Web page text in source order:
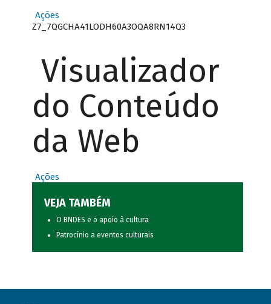
Ações
Z7_7QGCHA41LODH60A3OQA8RN14Q3
Visualizador
do Conteúdo
da Web
Ações
VEJA TAMBÉM
O BNDES e o apoio à cultura
Patrocínio a eventos culturais